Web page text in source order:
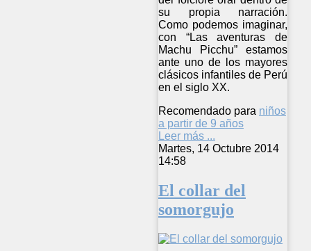
su propia narración.
Como podemos imaginar,
con “Las aventuras de
Machu Picchu” estamos
ante uno de los mayores
clásicos infantiles de Perú
en el siglo XX.
Recomendado para niños
a partir de 9 años
Leer más ...
Martes, 14 Octubre 2014
14:58
El collar del
somorgujo